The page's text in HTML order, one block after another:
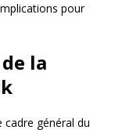
pour
la
cadre général du